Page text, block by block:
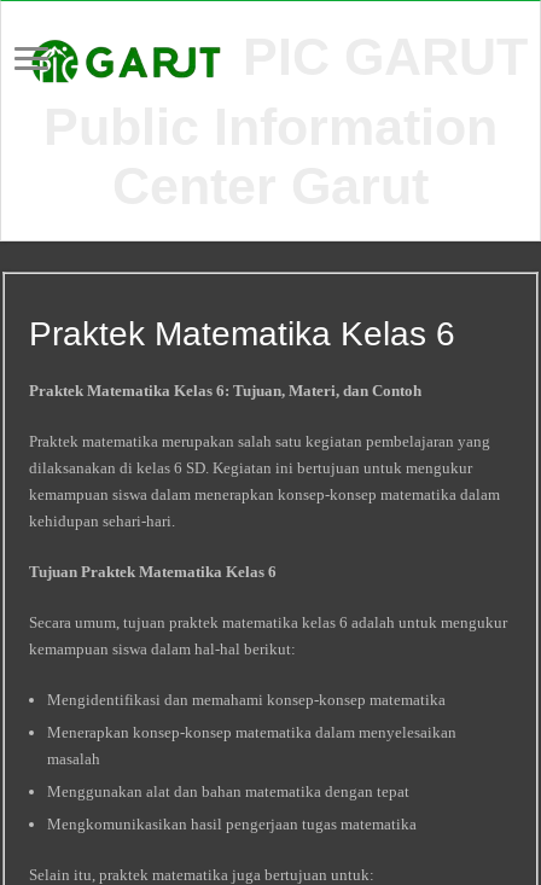
Praktek Matematika Kelas 6
Praktek Matematika Kelas 6: Tujuan, Materi, dan Contoh
Praktek matematika merupakan salah satu kegiatan pembelajaran yang
dilaksanakan di kelas 6 SD. Kegiatan ini bertujuan untuk mengukur
kemampuan siswa dalam menerapkan konsep-konsep matematika dalam
kehidupan sehari-hari.
Tujuan Praktek Matematika Kelas 6
Secara umum, tujuan praktek matematika kelas 6 adalah untuk mengukur
kemampuan siswa dalam hal-hal berikut:
Mengidentifikasi dan memahami konsep-konsep matematika
Menerapkan konsep-konsep matematika dalam menyelesaikan
masalah
Menggunakan alat dan bahan matematika dengan tepat
Mengkomunikasikan hasil pengerjaan tugas matematika
Selain itu, praktek matematika juga bertujuan untuk: